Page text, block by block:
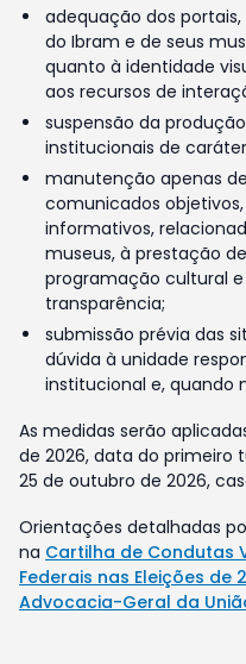
adequação dos
do Ibram e de seus
quanto à identidade
aos recursos de
suspensão da
institucionais de
manutenção apenas
comunicados
informativos,
museus, à prestação
programação cultural
transparência;
submissão prévia das
dúvida à unidade
institucional e, quando
As medidas serão
de 2026, data do primeiro
25 de outubro de 2026,
Orientações detalhadas
na Cartilha de Condutas
Federais nas Eleições de
Advocacia-Geral da